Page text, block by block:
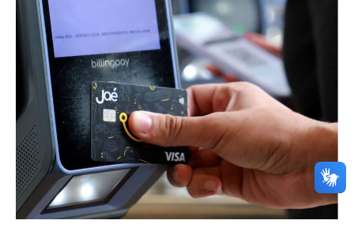
Público
Rio
investiga
fim
do
pagamento
em
dinheiro
nos